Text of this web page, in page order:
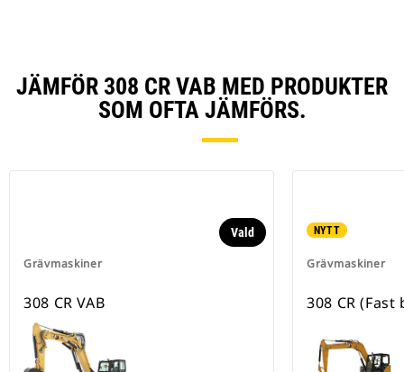
JÄMFÖR 308 CR VAB MED PRODUKTER
SOM OFTA JÄMFÖRS.
Grävmaskiner
Vald
308 CR VAB
NYTT
Grävmaskiner
308 CR (Fast